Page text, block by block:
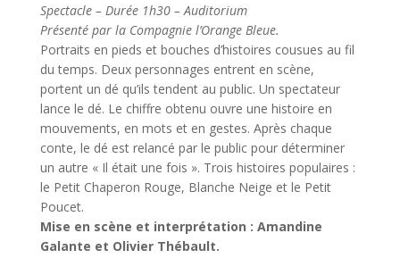
Spectacle – Durée 1h30 – Auditorium
Présenté par la Compagnie l’Orange Bleue.
Portraits en pieds et bouches d’histoires cousues au fil
du temps. Deux personnages entrent en scène,
portent un dé qu’ils tendent au public. Un spectateur
lance le dé. Le chiffre obtenu ouvre une histoire en
mouvements, en mots et en gestes. Après chaque
conte, le dé est relancé par le public pour déterminer
un autre « Il était une fois ». Trois histoires populaires :
le Petit Chaperon Rouge, Blanche Neige et le Petit
Poucet.
Mise en scène et interprétation : Amandine
Galante et Olivier Thébault.